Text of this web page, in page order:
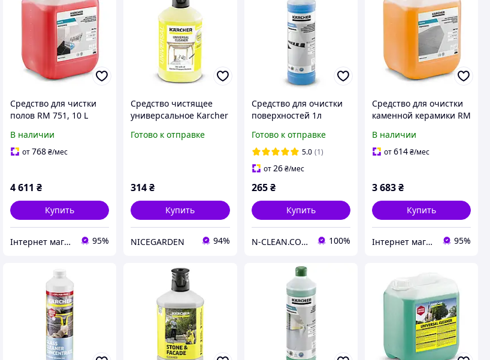
Средство для чистки
полов RM 751, 10 L
В наличии
от768₴/мес
4 611 ₴
Купить
Інтернет магазин Strument 95%
Средство чистящее
универсальное Karcher
Готово к отправке
314₴
Купить
NICEGARDEN 94%
Средство для очистки
поверхностей 1л
Karcher 6.295-681.0
Готово к отправке
5.0 (1)
от26 ₴/мес
265 ₴
Купить
N-CLEAN.COM.UA Техника и аксессуары для уборки. 100%
Средство для очистки
каменной керамики RM
В наличии
от614₴/мес
3 683₴
Купить
Інтернет магазин Strument 95%